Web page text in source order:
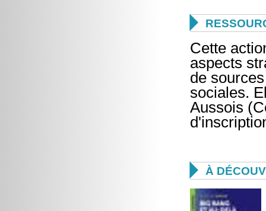

Cette
aspects
de
sociales.
Aussois
 À